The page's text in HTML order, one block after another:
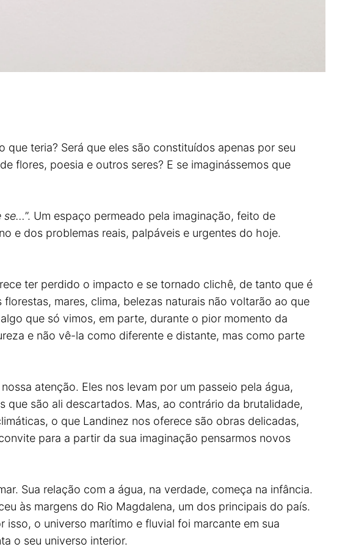
teria? Será que eles são constituídos apenas por seu
flores, poesia e outros seres? E se imaginássemos que
se…”. Um espaço permeado pela imaginação, feito de
e dos problemas reais, palpáveis e urgentes do hoje.
ter perdido o impacto e se tornado clichê, de tanto que é
mares, clima, belezas naturais não voltarão ao que
que só vimos, em parte, durante o pior momento da
e não vê-la como diferente e distante, mas como parte
atenção. Eles nos levam por um passeio pela água,
que são ali descartados. Mas, ao contrário da brutalidade,
o que Landinez nos oferece são obras delicadas,
para a partir da sua imaginação pensarmos novos
Sua relação com a água, na verdade, começa na infância.
às margens do Rio Magdalena, um dos principais do país.
o universo marítimo e fluvial foi marcante em sua
o seu universo interior.